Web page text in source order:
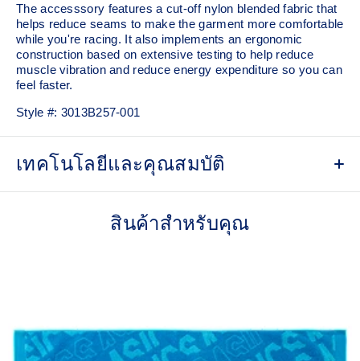
The accesssory features a cut-off nylon blended fabric that
helps reduce seams to make the garment more comfortable
while you're racing. It also implements an ergonomic
construction based on extensive testing to help reduce
muscle vibration and reduce energy expenditure so you can
feel faster.
Style #: 3013B257-001
เทคโนโลยีและคุณสมบัติ
Helps increase support and reduce slipping
สินค้าสำหรับคุณ